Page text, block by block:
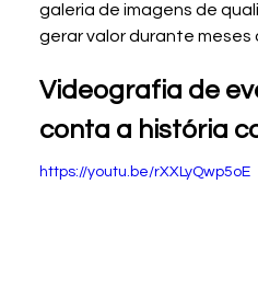
galeria de imagens de
gerar valor durante meses
Videografia de
conta a história
https://youtu.be/rXXLyQwp5oE